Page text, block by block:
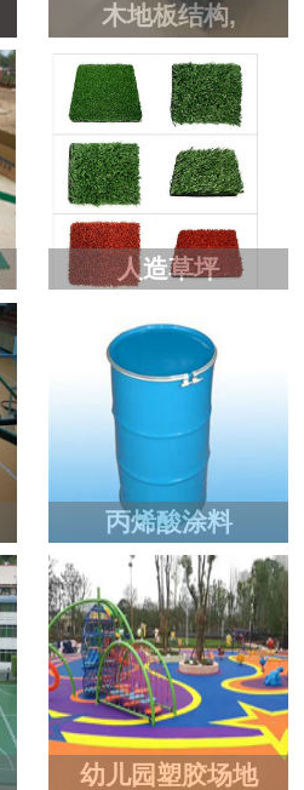
木地板结构,
人造草坪
丙烯酸涂料
幼儿园塑胶场地